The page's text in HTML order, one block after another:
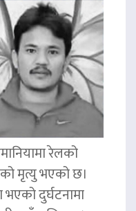
रेलको
मृत्यु भएको छ।
भएको दुर्घटनामा